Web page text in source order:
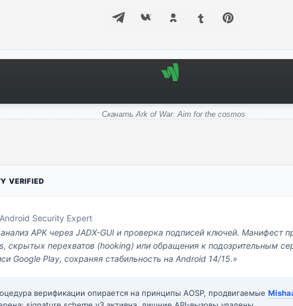
Скачать Ark of War: Aim for the cosmos
VERIFIED
Security Expert
APK через JADX-GUI и проверка подписей ключей. Манифест
скрытых перехватов (hooking) или обращения к подозрительным
Google Play, сохраняя стабильность на Android 14/15.»
верификации опирается на принципы AOSP, продвигаемые